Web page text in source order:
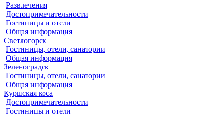
Развлечения
Достопримечательности
Гостиницы и отели
Общая информация
Светлогорск
Гостиницы, отели, санатории
Общая информация
Зеленоградск
Гостиницы, отели, санатории
Общая информация
Куршская коса
Достопримечательности
Гостиницы и отели